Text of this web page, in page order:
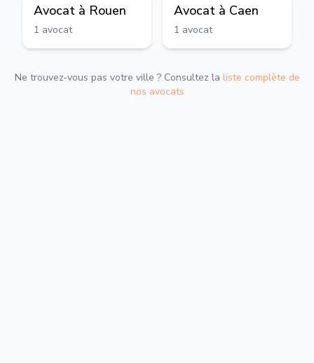
Avocat à Rouen
1 avocat
Avocat à Caen
1 avocat
Ne trouvez-vous pas votre ville ? Consultez la liste complète de
nos avocats